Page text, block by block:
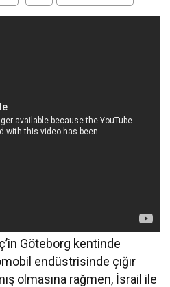
Göteborg kentinde
endüstrisinde çığır
olmasına rağmen, İsrail ile